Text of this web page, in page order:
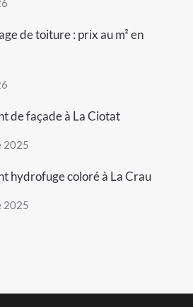
de toiture : prix au m² en
de façade à La Ciotat
2025
hydrofuge coloré à La Crau
2025